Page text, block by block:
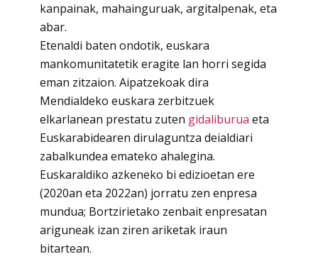
kanpainak, mahainguruak, argitalpenak, eta
abar.
Etenaldi baten ondotik, euskara
mankomunitatetik eragite lan horri segida
eman zitzaion. Aipatzekoak dira
Mendialdeko euskara zerbitzuek
elkarlanean prestatu zuten gidaliburua eta
Euskarabidearen dirulaguntza deialdiari
zabalkundea emateko ahalegina.
Euskaraldiko azkeneko bi edizioetan ere
(2020an eta 2022an) jorratu zen enpresa
mundua; Bortzirietako zenbait enpresatan
ariguneak izan ziren ariketak iraun
bitartean.